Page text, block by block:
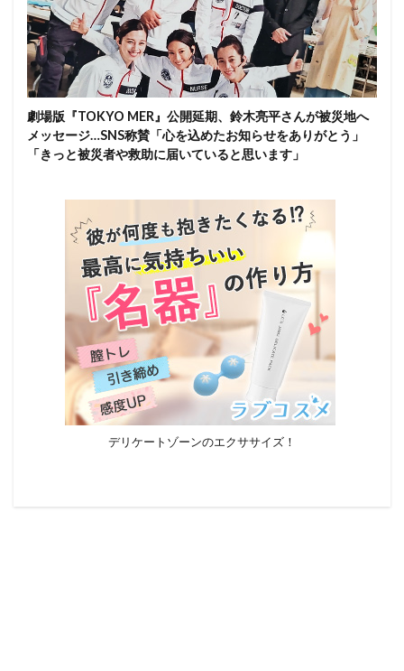
劇場版『TOKYO MER』公開延期、鈴木亮平さんが被災地へ
メッセージ…SNS称賛「心を込めたお知らせをありがとう」
「きっと被災者や救助に届いていると思います」
デリケートゾーンのエクササイズ！